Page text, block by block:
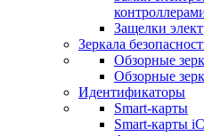
Защелки
Зеркала
Обзорные
Обзорные
Идентификаторы
Smart-карты
Smart-карты